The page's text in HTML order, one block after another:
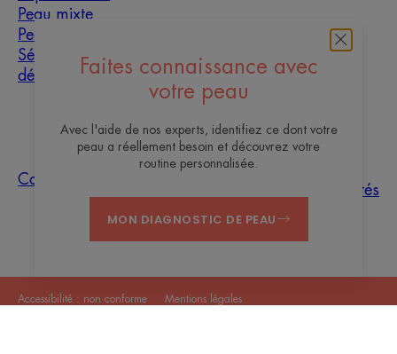
Faites connaissance avec
votre peau
Avec l'aide de nos experts, identifiez ce dont votre
peau a réellement besoin et découvrez votre
routine personnalisée.
MON DIAGNOSTIC DE PEAU
Peau mixte
Peau sèche
Sécheresse et
déshydratation
À propos
Contact
Questions
Tri des
Les sites des
Pierre Fabre
actualités
Accessibilité : non conforme
Mentions légales